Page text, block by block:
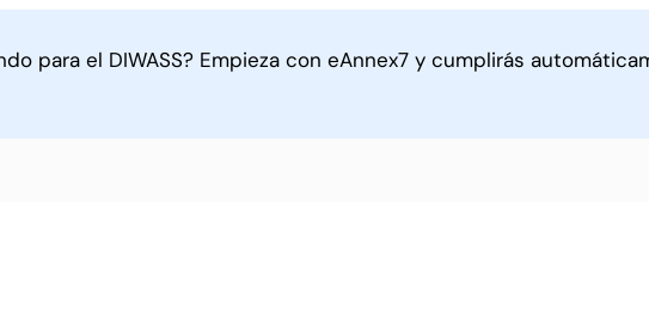
para el DIWASS? Empieza con eAnnex7 y cumplirás